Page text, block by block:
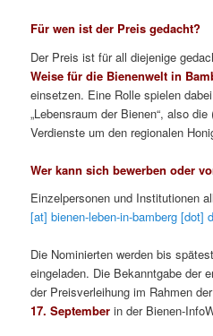
Für wen ist der Preis gedacht?
Der Preis ist für all diejenige
Weise für die Bienenwelt in
einsetzen. Eine Rolle spielen
„Lebensraum der Bienen“, also
Verdienste um den regionalen
Wer kann sich bewerben oder
Einzelpersonen und Institutionen
[at] bienen-leben-in-bamberg [dot]
Die Nominierten werden bis
eingeladen. Die Bekanntgabe der
der Preisverleihung im Rahmen
17. September in der Bienen-